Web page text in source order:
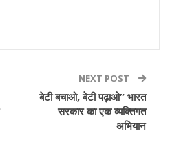
NEXT POST
बेटी बचाओ, बेटी पढ़ाओ” भारत
सरकार का एक व्यक्तिगत
अभियान